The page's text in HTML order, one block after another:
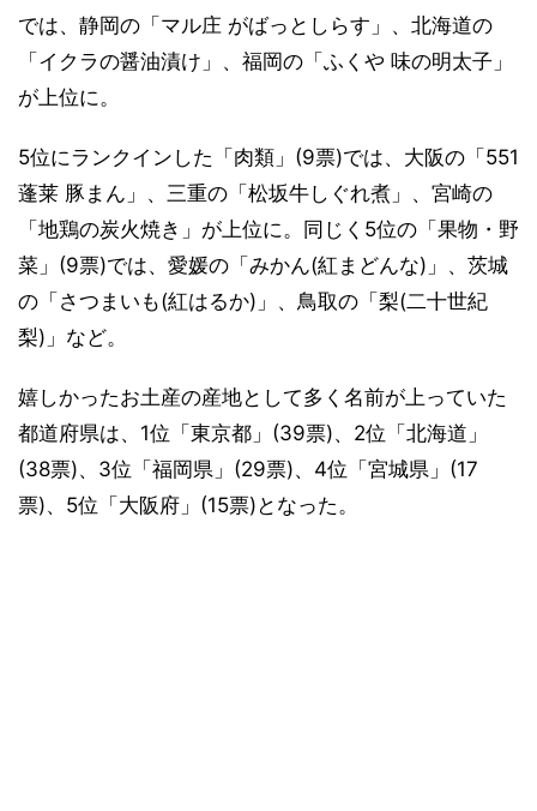
では、静岡の「マル庄 がばっとしらす」、北海道の
「イクラの醤油漬け」、福岡の「ふくや 味の明太子」
が上位に。
5位にランクインした「肉類」(9票)では、大阪の「551
蓬莱 豚まん」、三重の「松坂牛しぐれ煮」、宮崎の
「地鶏の炭火焼き」が上位に。同じく5位の「果物・野
菜」(9票)では、愛媛の「みかん(紅まどんな)」、茨城
の「さつまいも(紅はるか)」、鳥取の「梨(二十世紀
梨)」など。
嬉しかったお土産の産地として多く名前が上っていた
都道府県は、1位「東京都」(39票)、2位「北海道」
(38票)、3位「福岡県」(29票)、4位「宮城県」(17
票)、5位「大阪府」(15票)となった。